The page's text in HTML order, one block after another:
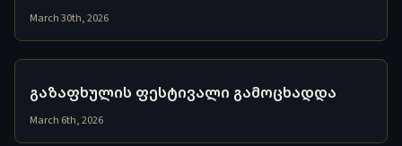
March 30th, 2026
გაზაფხულის ფესტივალი გამოცხადდა
March 6th, 2026